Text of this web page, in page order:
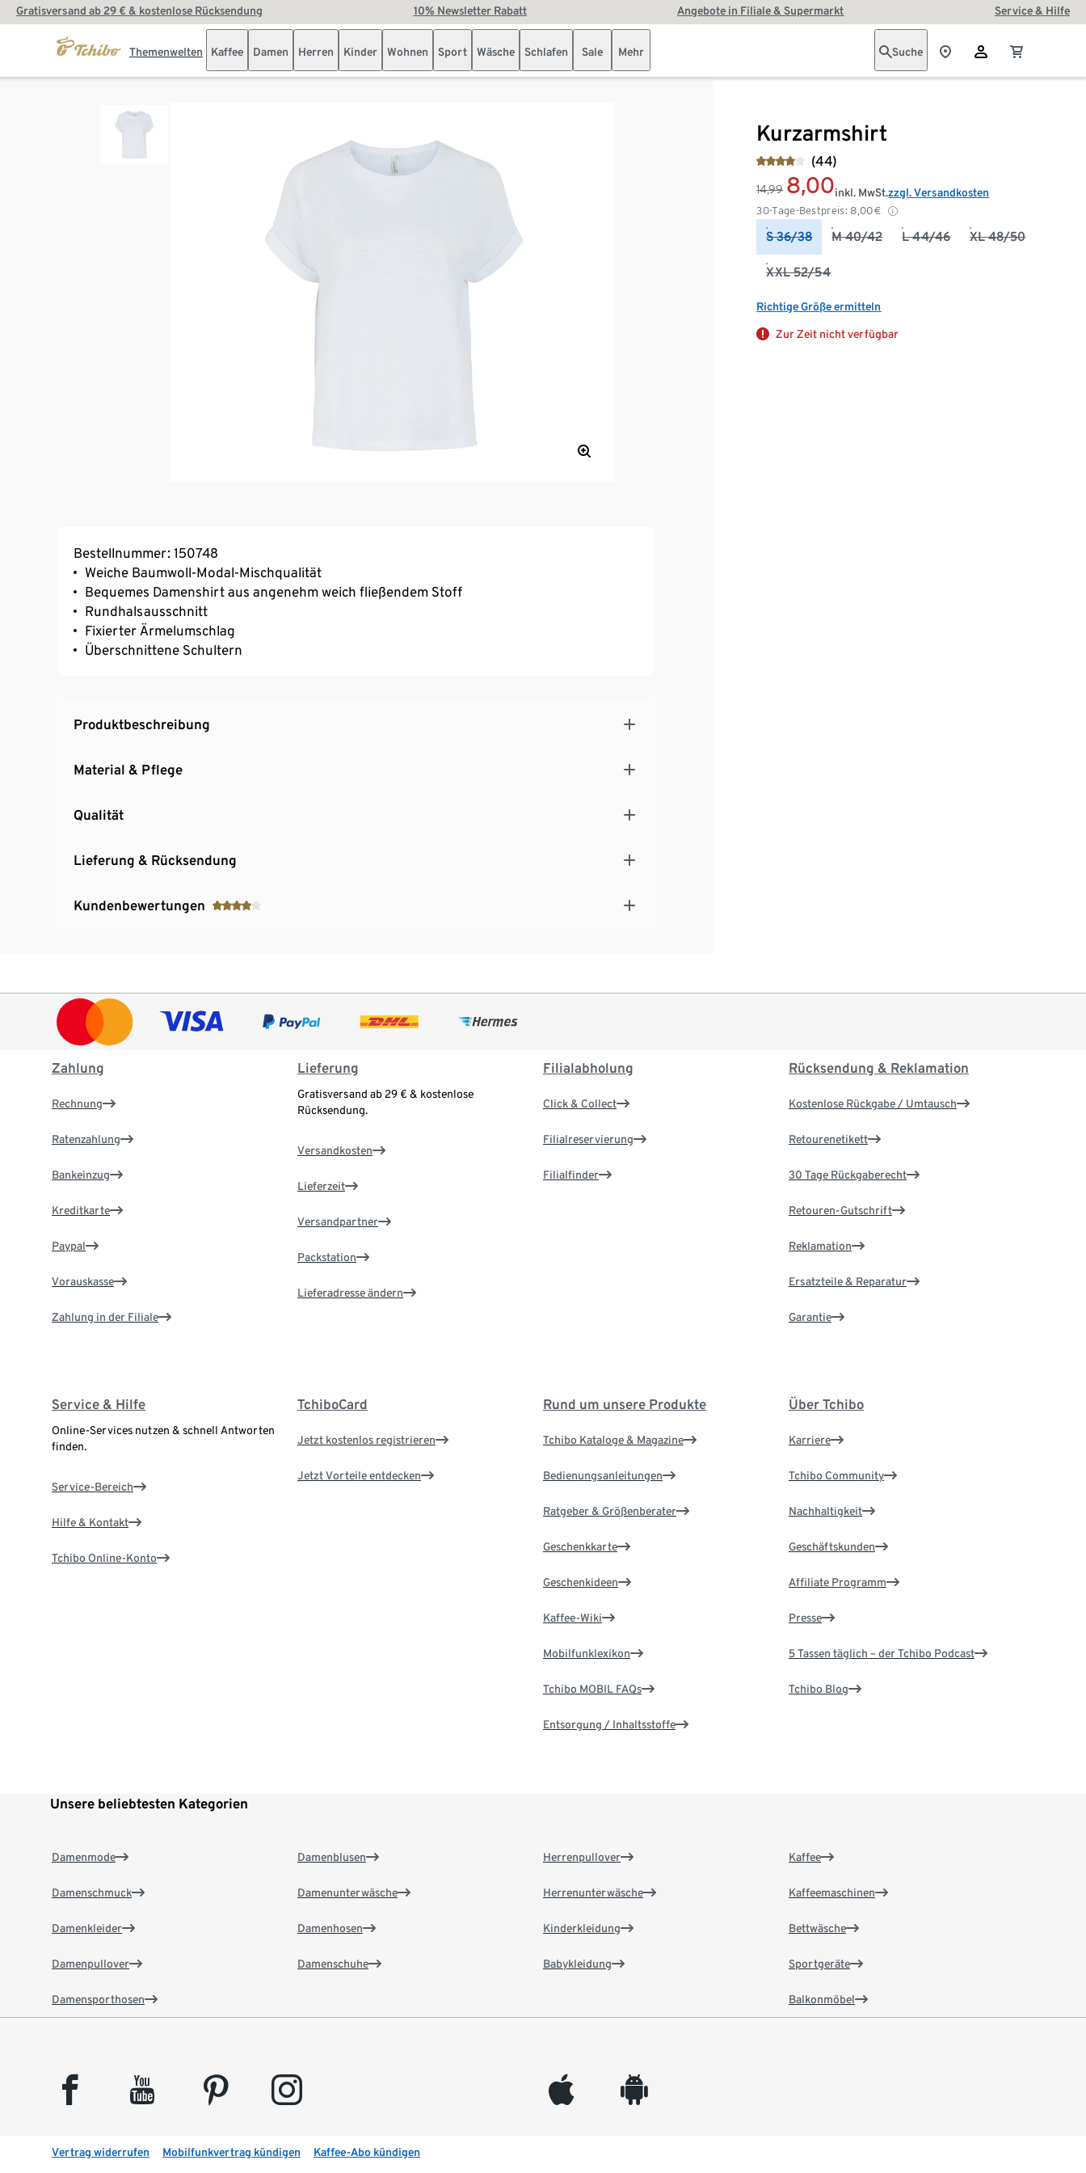
Gratisversand ab 29 € & kostenlose Rücksendung 10% Newsletter Rabatt Angebote in Filiale & Supermarkt Service & Hilfe
Themenwelten Kaffee Damen Herren Kinder Wohnen Sport Wäsche Schlafen Sale Mehr Suche
Kurzarmshirt
(44)
14,99 8,00
30-Tage-Bestpreis: 8,00€
inkl. MwSt.zzgl. Versandkosten
S 36/38 M 40/42 L 44/46 XL 48/50
XXL 52/54
Richtige Größe ermitteln
Zur Zeit nicht verfügbar
Bestellnummer: 150748
Weiche Baumwoll-Modal-Mischqualität
Bequemes Damenshirt aus angenehm weich fließendem Stoff
Rundhalsausschnitt
Fixierter Ärmelumschlag
Überschnittene Schultern
Produktbeschreibung
Material & Pflege
Qualität
Lieferung & Rücksendung
Kundenbewertungen
Zahlung
Rechnung
Ratenzahlung
Bankeinzug
Kreditkarte
Paypal
Vorauskasse
Zahlung in der Filiale
Lieferung
Gratisversand ab 29 € & kostenlose
Rücksendung.
Versandkosten
Lieferzeit
Versandpartner
Packstation
Lieferadresse ändern
Filialabholung
Click & Collect
Filialreservierung
Filialfinder
Rücksendung & Reklamation
Kostenlose Rückgabe / Umtausch
Retourenetikett
30 Tage Rückgaberecht
Retouren-Gutschrift
Reklamation
Ersatzteile & Reparatur
Garantie
Service & Hilfe
Online-Services nutzen & schnell Antworten
finden.
Service-Bereich
Hilfe & Kontakt
Tchibo Online-Konto
TchiboCard
Jetzt kostenlos registrieren
Jetzt Vorteile entdecken
Rund um unsere Produkte
Tchibo Kataloge & Magazine
Bedienungsanleitungen
Ratgeber & Größenberater
Geschenkkarte
Geschenkideen
Kaffee-Wiki
Mobilfunklexikon
Tchibo MOBIL FAQs
Entsorgung / Inhaltsstoffe
Über Tchibo
Karriere
Tchibo Community
Nachhaltigkeit
Geschäftskunden
Affiliate Programm
Presse
5 Tassen täglich – der Tchibo Podcast
Tchibo Blog
Unsere beliebtesten Kategorien
Damenmode
Damenschmuck
Damenkleider
Damenpullover
Damensporthosen
Damenblusen
Damenunterwäsche
Damenhosen
Damenschuhe
Herrenpullover
Herrenunterwäsche
Kinderkleidung
Babykleidung
Kaffee
Kaffeemaschinen
Bettwäsche
Sportgeräte
Balkonmöbel
facebook youtube pinterest instagram appleinc android
Vertrag widerrufen Mobilfunkvertrag kündigen Kaffee-Abo kündigen